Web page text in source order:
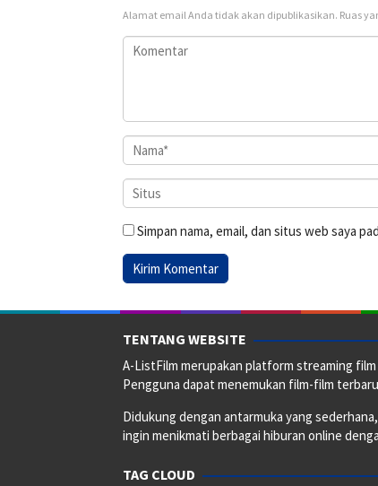
Alamat email Anda tidak akan dipublikasikan. Ruas
Simpan nama, email, dan situs web saya
TENTANG WEBSITE
A-ListFilm merupakan platform streaming
Pengguna dapat menemukan film-film
Didukung dengan antarmuka yang
ingin menikmati berbagai hiburan online
TAG CLOUD